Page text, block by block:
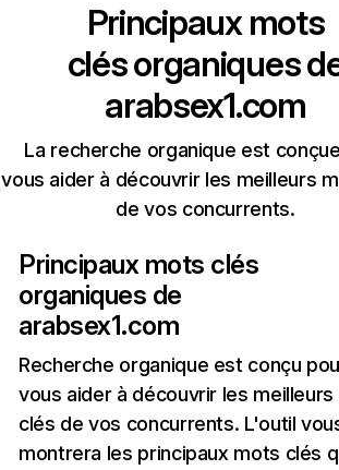
Principaux mots
clés organiques
arabsex1.com
La recherche organique est
vous aider à découvrir les meilleurs
de vos concurrents.
Principaux mots clés
organiques de
arabsex1.com
Recherche organique est conçu
vous aider à découvrir les
clés de vos concurrents. L'outil
montrera les principaux mots clés